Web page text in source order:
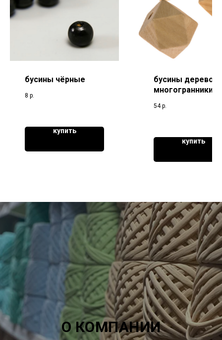
бусины чёрные
8 р.
купить
бусины дерево
многогранники
54 р.
купить
О КОМПАНИИ